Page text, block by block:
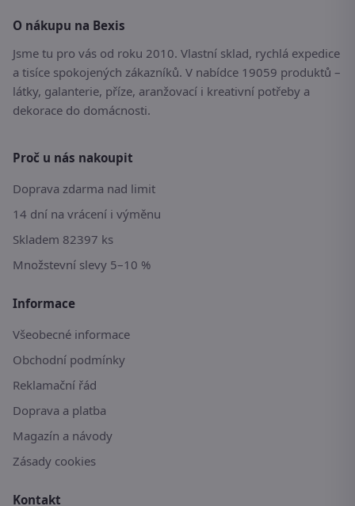
O nákupu na Bexis
Jsme tu pro vás od roku 2010. Vlastní sklad, rychlá expedice
a tisíce spokojených zákazníků. V nabídce 19059 produktů –
látky, galanterie, příze, aranžovací i kreativní potřeby a
dekorace do domácnosti.
Proč u nás nakoupit
Doprava zdarma nad limit
14 dní na vrácení i výměnu
Skladem 82397 ks
Množstevní slevy 5–10 %
Informace
Všeobecné informace
Obchodní podmínky
Reklamační řád
Doprava a platba
Magazín a návody
Zásady cookies
Kontakt